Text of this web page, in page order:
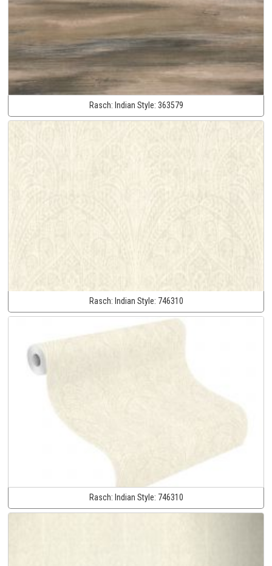
Rasch: Indian Style: 363579
Rasch: Indian Style: 746310
Rasch: Indian Style: 746310